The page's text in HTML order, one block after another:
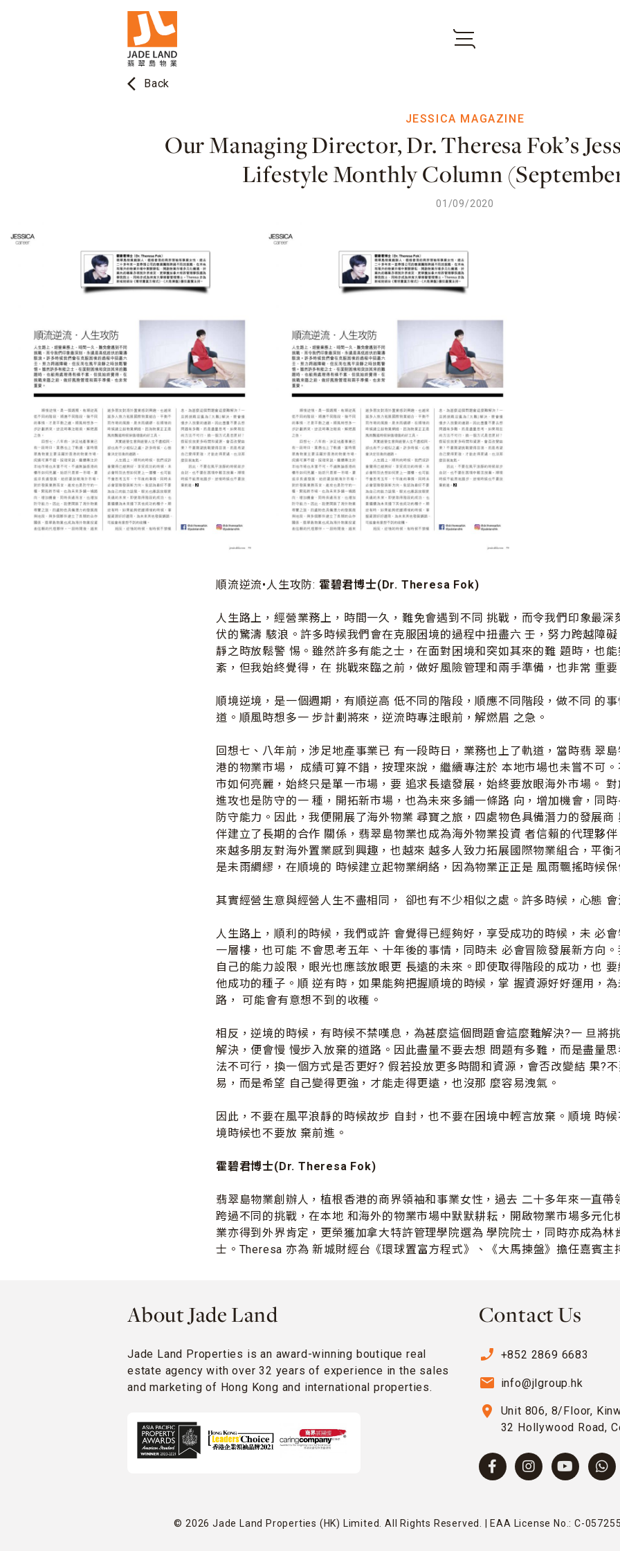
arrow_back_ios Back
JESSICA MAGAZINE
Our Managing Director, Dr. Theresa Fok’s
Lifestyle Monthly Column
01/09/2020
順流逆流•人生攻防: 霍碧君博士(Dr. Theresa Fok)
人生路上，經營業務上，時間一久，難免會遇到不同 挑戰，而令我們印象最深
伏的驚濤 駭浪。許多時候我們會在克服困境的過程中扭盡六 壬，努力跨越障
靜之時放鬆警 惕。雖然許多有能之士，在面對困境和突如其來的難 題時，也
紊，但我始終覺得，在 挑戰來臨之前，做好風險管理和兩手準備，也非常 重要
順境逆境，是一個週期，有順逆高 低不同的階段，順應不同階段，做不同 的
道。順風時想多一 步計劃將來，逆流時專注眼前，解燃眉 之急。
回想七、八年前，涉足地產事業已 有一段時日，業務也上了軌道，當時翡 翠
港的物業市場， 成績可算不錯，按理來說，繼續專注於 本地市場也未嘗不可
市如何亮麗，始終只是單一市場，要 追求長遠發展，始終要放眼海外市場。 對
進攻也是防守的一 種，開拓新市場，也為未來多鋪一條路 向，增加機會，同
防守能力。因此，我便開展了海外物業 尋寶之旅，四處物色具備潛力的發展商
伴建立了長期的合作 關係，翡翠島物業也成為海外物業投資 者信賴的代理夥
來越多朋友對海外置業感到興趣，也越來 越多人致力拓展國際物業組合，平衡
是未雨綢繆，在順境的 時候建立起物業網絡，因為物業正正是 風雨飄搖時候保
其實經營生意與經營人生不盡相同， 卻也有不少相似之處。許多時候，心態 會
人生路上，順利的時候，我們或許 會覺得已經夠好，享受成功的時候，未 必
一層樓，也可能 不會思考五年、十年後的事情，同時未 必會冒險發展新方向
自己的能力設限，眼光也應該放眼更 長遠的未來。即使取得階段的成功，也
他成功的種子。順 逆有時，如果能夠把握順境的時候，掌 握資源好好運用，
路， 可能會有意想不到的收穫。
相反，逆境的時候，有時候不禁嘆息，為甚麼這個問題會這麼難解決?一 旦將挑
解決，便會慢 慢步入放棄的道路。因此盡量不要去想 問題有多難，而是盡量
法不可行，換一個方式是否更好? 假若投放更多時間和資源，會否改變結 果?
易，而是希望 自己變得更強，才能走得更遠，也沒那 麼容易洩氣。
因此，不要在風平浪靜的時候故步 自封，也不要在困境中輕言放棄。順境 時
境時候也不要放 棄前進。
霍碧君博士(Dr. Theresa Fok)
翡翠島物業創辦人，植根香港的商界領袖和事業女性，過去 二十多年來一直帶
跨過不同的挑戰，在本地 和海外的物業市場中默默耕耘，開啟物業市場多元化
業亦得到外界肯定，更榮獲加拿大特許管理學院選為 學院院士，同時亦成為林
士。Theresa 亦為 新城財經台《環球置富方程式》、《大馬揀盤》擔任嘉賓主
About Jade Land
Jade Land Properties is an award-winning boutique real
estate agency with over 32 years of experience in the sales
and marketing of Hong Kong and international properties.
Contact Us
phone_enabled +852 2869 6683
email info@jlgroup.hk
location_on
Unit 806, 8/Floor,
32 Hollywood Road,
© 2026 Jade Land Properties (HK) Limited. All Rights Reserved. | EAA License No.: C-057255